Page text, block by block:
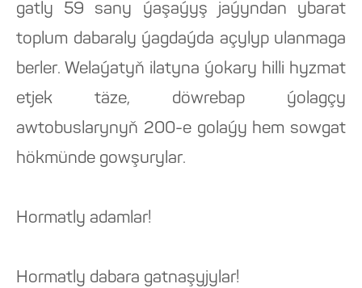
gatly 59 sany ýaşaýyş jaýyndan ybarat
toplum dabaraly ýagdaýda açylyp ulanmaga
berler. Welaýatyň ilatyna ýokary hilli hyzmat
etjek täze, döwrebap ýolagçy
awtobuslarynyň 200-e golaýy hem sowgat
hökmünde gowşurylar.
Hormatly adamlar!
Hormatly dabara gatnaşyjylar!